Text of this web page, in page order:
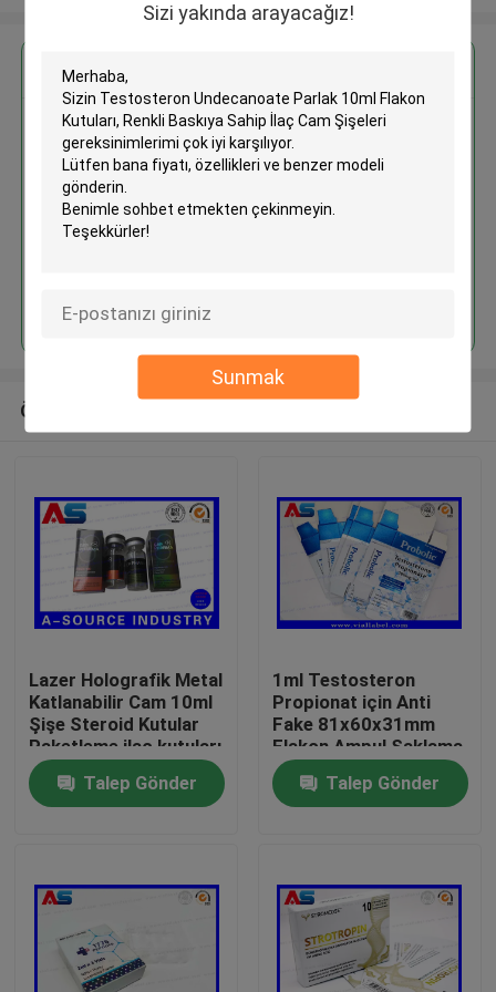
Sizi yakında arayacağız!
Sunmak
Hakkımızda
Testosteron Undecanoate
Parlak 10ml Flakon Kutuları,
Şişeleri
Önerilen Ürünler
Lazer Holografik Metal
Katlanabilir Cam 10ml
Şişe Steroid Kutular
Paketleme ilaç kutuları
etiket
Talep Gönder
1ml Testosteron
Propionat için Anti
Fake 81x60x31mm
Flakon Ampul Saklama
Kutusu
Talep Gönder